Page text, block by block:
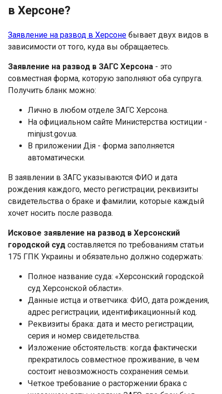
в Херсоне?
Заявление на развод в Херсоне бывает двух видов в
зависимости от того, куда вы обращаетесь.
Заявление на развод в ЗАГС Херсона - это
совместная форма, которую заполняют оба супруга.
Получить бланк можно:
Лично в любом отделе ЗАГС Херсона.
На официальном сайте Министерства юстиции -
minjust.gov.ua.
В приложении Дія - форма заполняется
автоматически.
В заявлении в ЗАГС указываются ФИО и дата
рождения каждого, место регистрации, реквизиты
свидетельства о браке и фамилии, которые каждый
хочет носить после развода.
Исковое заявление на развод в Херсонский
городской суд составляется по требованиям статьи
175 ГПК Украины и обязательно должно содержать:
Полное название суда: «Херсонский городской
суд Херсонской области».
Данные истца и ответчика: ФИО, дата рождения,
адрес регистрации, идентификационный код.
Реквизиты брака: дата и место регистрации,
серия и номер свидетельства.
Изложение обстоятельств: когда фактически
прекратилось совместное проживание, в чем
состоит невозможность сохранения семьи.
Четкое требование о расторжении брака с